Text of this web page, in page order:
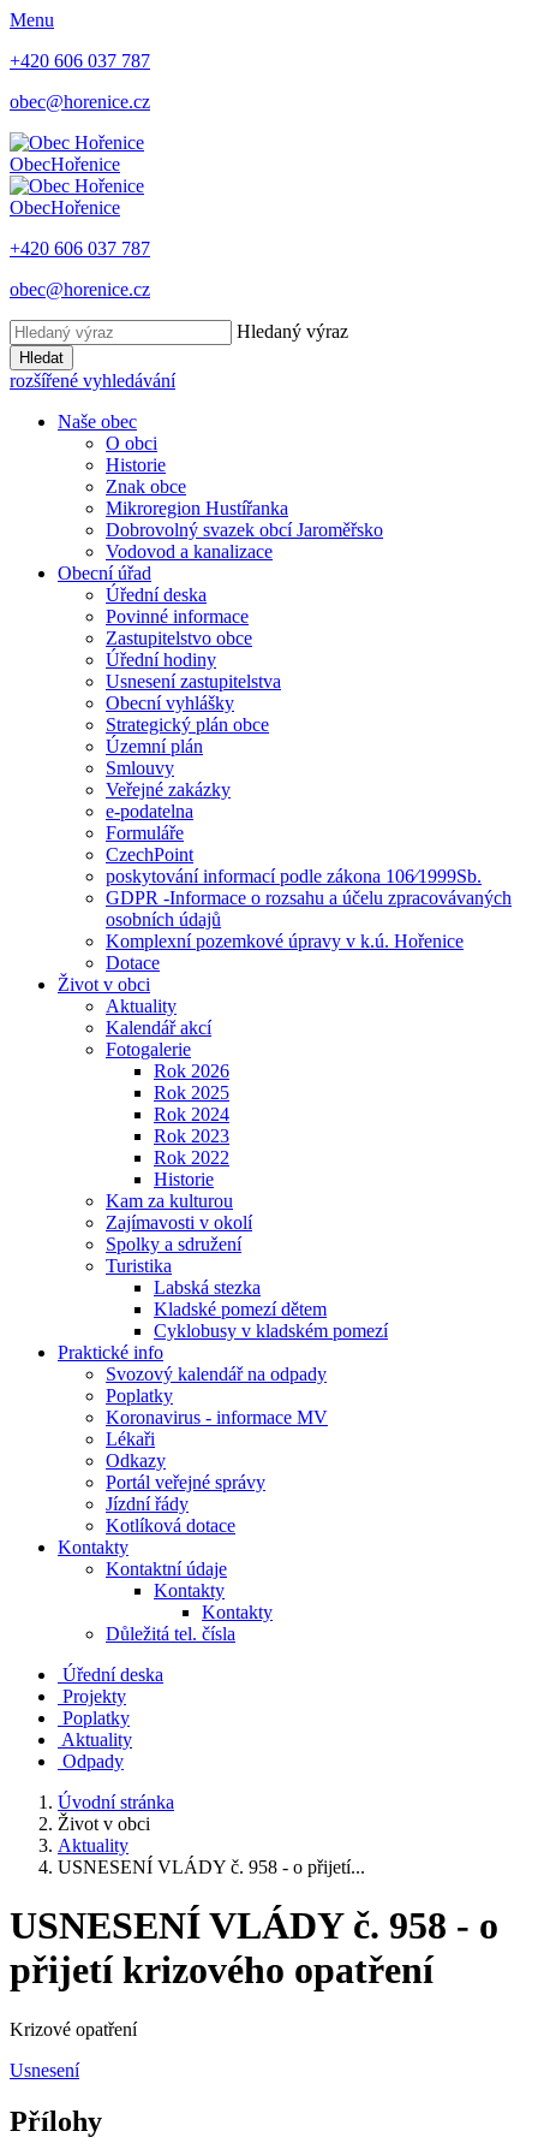
Menu
+420 606 037 787
obec@horenice.cz
ObecHořenice
ObecHořenice
+420 606 037 787
obec@horenice.cz
Hledaný výraz
Hledat
rozšířené vyhledávání
Naše obec
O obci
Historie
Znak obce
Mikroregion Hustířanka
Dobrovolný svazek obcí Jaroměřsko
Vodovod a kanalizace
Obecní úřad
Úřední deska
Povinné informace
Zastupitelstvo obce
Úřední hodiny
Usnesení zastupitelstva
Obecní vyhlášky
Strategický plán obce
Územní plán
Smlouvy
Veřejné zakázky
e-podatelna
Formuláře
CzechPoint
poskytování informací podle zákona 106⁄1999Sb.
GDPR -Informace o rozsahu a účelu zpracovávaných
osobních údajů
Komplexní pozemkové úpravy v k.ú. Hořenice
Dotace
Život v obci
Aktuality
Kalendář akcí
Fotogalerie
Rok 2026
Rok 2025
Rok 2024
Rok 2023
Rok 2022
Historie
Kam za kulturou
Zajímavosti v okolí
Spolky a sdružení
Turistika
Labská stezka
Kladské pomezí dětem
Cyklobusy v kladském pomezí
Praktické info
Svozový kalendář na odpady
Poplatky
Koronavirus - informace MV
Lékaři
Odkazy
Portál veřejné správy
Jízdní řády
Kotlíková dotace
Kontakty
Kontaktní údaje
Kontakty
Kontakty
Důležitá tel. čísla
Úřední deska
Projekty
Poplatky
Aktuality
Odpady
Úvodní stránka
Život v obci
Aktuality
USNESENÍ VLÁDY č. 958 - o přijetí...
USNESENÍ VLÁDY č. 958 - o
přijetí krizového opatření
Krizové opatření
Usnesení
Přílohy